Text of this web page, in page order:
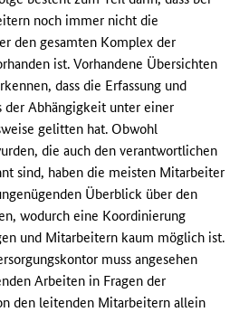
noch immer nicht die
den gesamten Komplex der
ist. Vorhandene Übersichten
dass die Erfassung und
der Abhängigkeit unter einer
gelitten hat. Obwohl
die auch den verantwortlichen
sind, haben die meisten Mitarbeiter
Überblick über den
wodurch eine Koordinierung
und Mitarbeitern kaum möglich ist.
muss angesehen
Arbeiten in Fragen der
den leitenden Mitarbeitern allein